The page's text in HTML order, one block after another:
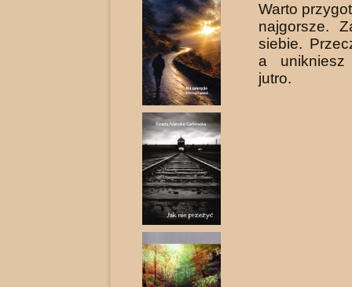
Warto
najgorsze.
siebie.
a unikniesz
jutro.